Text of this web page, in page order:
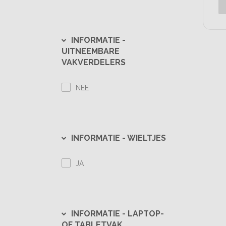
INFORMATIE -
UITNEEMBARE
VAKVERDELERS
NEE
INFORMATIE - WIELTJES
JA
INFORMATIE - LAPTOP-